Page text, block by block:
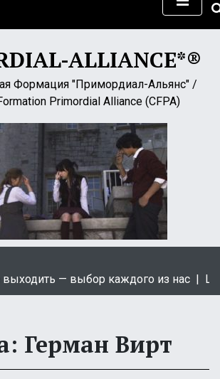
ALLIANCE*®
Формация "Примордиал-Альянс" /
Primordial Alliance (CFPA)
— выбор каждого из нас |
Герман Вирт